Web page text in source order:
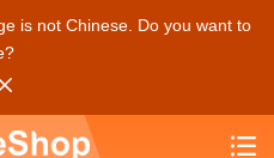
is not Chinese. Do you want to
